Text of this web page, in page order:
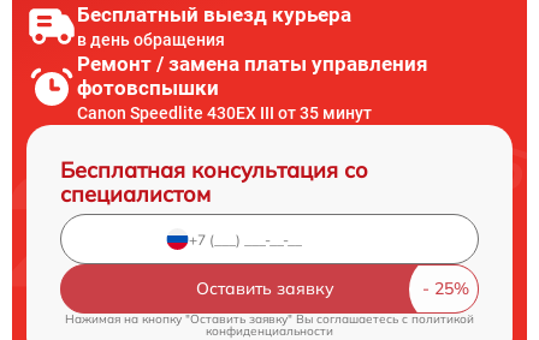
Бесплатный выезд курьера
в день обращения
Ремонт / замена платы управления
фотовспышки
Canon Speedlite 430EX III от 35 минут
Бесплатная консультация со
специалистом
Оставить заявку
Нажимая на кнопку "Оставить заявку" Вы соглашаетесь cполитикой
конфиденциальности